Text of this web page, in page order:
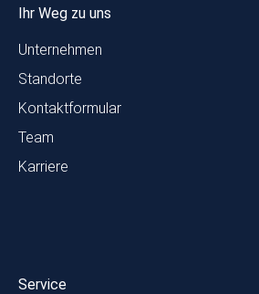
Ihr Weg zu uns
Unternehmen
Standorte
Kontaktformular
Team
Karriere
Service